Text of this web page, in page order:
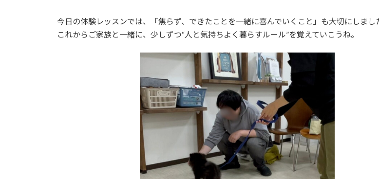
今日の体験レッスンでは、「焦らず、できたことを一緒に喜んでいくこと」も大切にしまし
これからご家族と一緒に、少しずつ“人と気持ちよく暮らすルール”を覚えていこうね。